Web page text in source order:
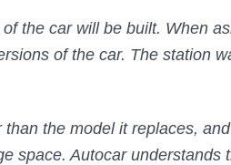
the car will be built. When
of the car. The station
the model it replaces,
space. Autocar